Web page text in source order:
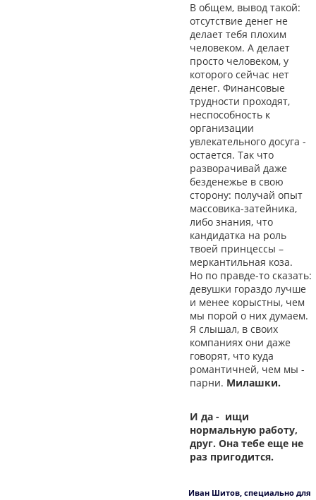
В общем, вывод такой:
отсутствие денег не
делает тебя плохим
человеком. А делает
просто человеком, у
которого сейчас нет
денег. Финансовые
трудности проходят,
неспособность к
организации
увлекательного досуга -
остается. Так что
разворачивай даже
безденежье в свою
сторону: получай опыт
массовика-затейника,
либо знания, что
кандидатка на роль
твоей принцессы –
меркантильная коза.
Но по правде-то сказать:
девушки гораздо лучше
и менее корыстны, чем
мы порой о них думаем.
Я слышал, в своих
компаниях они даже
говорят, что куда
романтичней, чем мы -
парни. Милашки.
И да - ищи
нормальную работу,
друг. Она тебе еще не
раз пригодится.
Иван Шитов, специально для